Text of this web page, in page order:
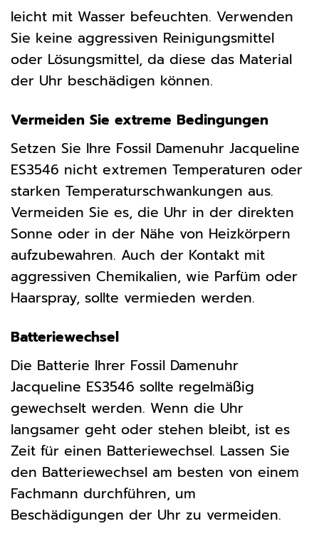
leicht mit Wasser befeuchten. Verwenden
Sie keine aggressiven Reinigungsmittel
oder Lösungsmittel, da diese das Material
der Uhr beschädigen können.
Vermeiden Sie extreme Bedingungen
Setzen Sie Ihre Fossil Damenuhr Jacqueline
ES3546 nicht extremen Temperaturen oder
starken Temperaturschwankungen aus.
Vermeiden Sie es, die Uhr in der direkten
Sonne oder in der Nähe von Heizkörpern
aufzubewahren. Auch der Kontakt mit
aggressiven Chemikalien, wie Parfüm oder
Haarspray, sollte vermieden werden.
Batteriewechsel
Die Batterie Ihrer Fossil Damenuhr
Jacqueline ES3546 sollte regelmäßig
gewechselt werden. Wenn die Uhr
langsamer geht oder stehen bleibt, ist es
Zeit für einen Batteriewechsel. Lassen Sie
den Batteriewechsel am besten von einem
Fachmann durchführen, um
Beschädigungen der Uhr zu vermeiden.